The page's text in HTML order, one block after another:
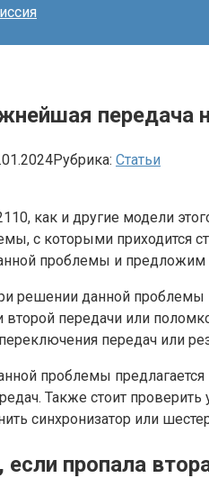
передача
Рубрика: Статьи
как и другие модели
с которыми приходится
проблемы и предложим
решении данной проблемы
второй передачи или
передач или
проблемы
Также стоит
синхронизатор или
если пропала